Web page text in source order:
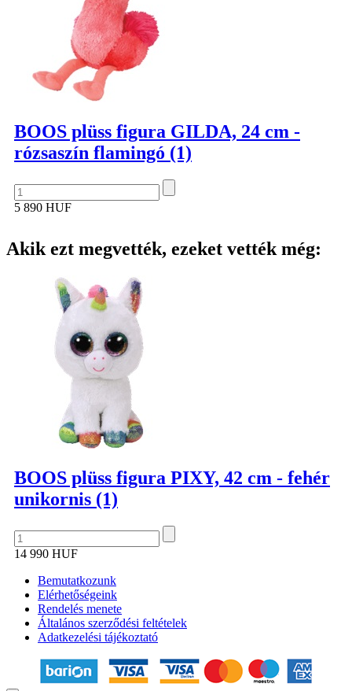
BOOS plüss figura GILDA, 24 cm -
rózsaszín flamingó (1)
5 890 HUF
Akik ezt megvették, ezeket vették még:
BOOS plüss figura PIXY, 42 cm - fehér
unikornis (1)
14 990 HUF
Bemutatkozunk
Elérhetőségeink
Rendelés menete
Általános szerződési feltételek
Adatkezelési tájékoztató